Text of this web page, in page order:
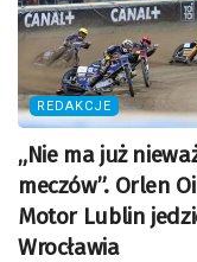
REDAKCJE
„Nie ma już
meczów”. Orlen
Motor Lublin
Wrocławia